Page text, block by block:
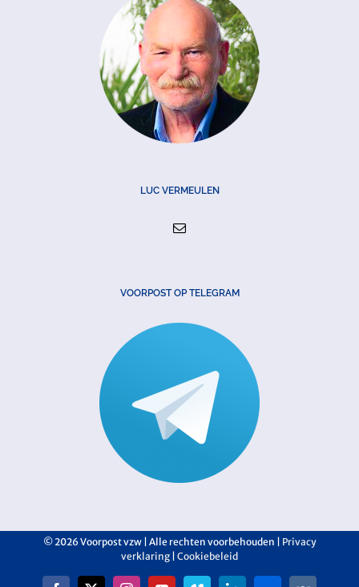
LUC VERMEULEN
VOORPOST OP TELEGRAM
©2026 Voorpost vzw | Alle rechten voorbehouden | Privacy
verklaring Cookiebeleid